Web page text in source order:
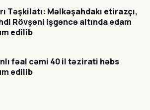
Təşkilatı: Məlkəşahdakı etirazçı,
Rövşəni işgəncə altında edam
edilib
fəal cəmi 40 il təzirati həbs
edilib